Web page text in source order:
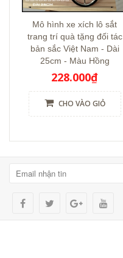
Mô hình xe xích lô sắt
trang trí quà tặng đối tác
bản sắc Việt Nam - Dài
25cm - Màu Hồng
228.000₫
CHO VÀO GIỎ